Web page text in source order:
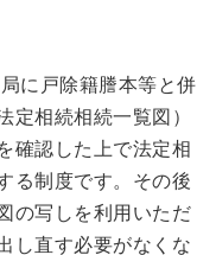
に戸除籍謄本等と併
定相続相続一覧図）
確認した上で法定相
る制度です。その後
の写しを利用いただ
し直す必要がなくな